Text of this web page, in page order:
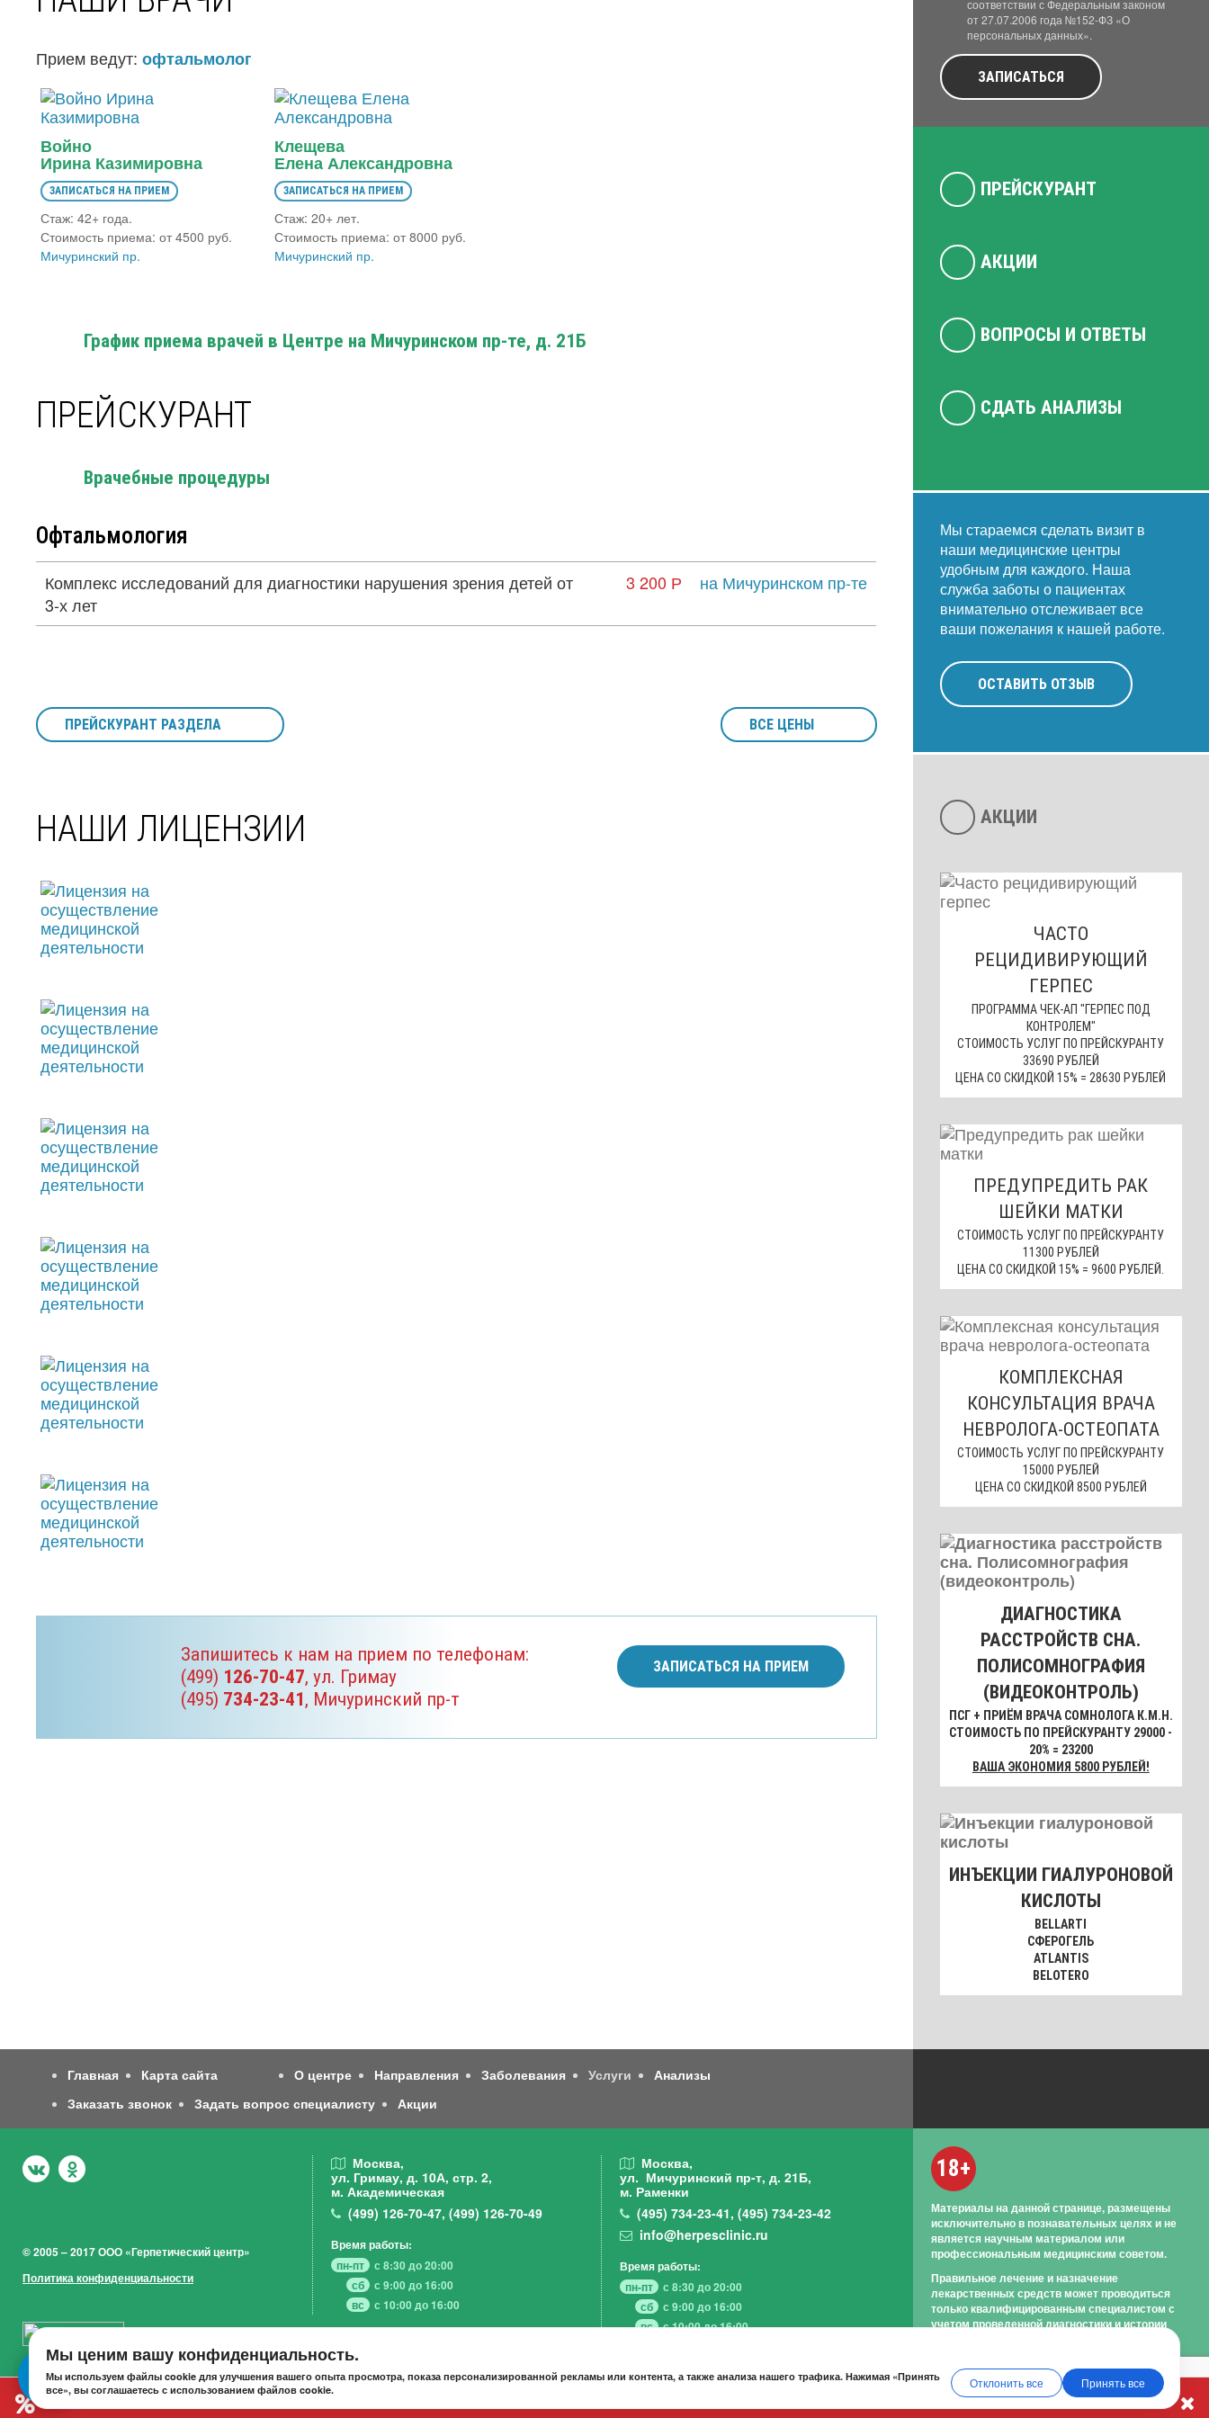
Прием ведут: офтальмолог
Войно
Ирина Казимировна
ЗАПИСАТЬСЯ НА ПРИЕМ
Стаж: 42+ года.
Стоимость приема: от 4500 руб.
Мичуринский пр.
Клещева
Елена Александровна
ЗАПИСАТЬСЯ НА ПРИЕМ
Стаж: 20+ лет.
Стоимость приема: от 8000 руб.
Мичуринский пр.
График приема врачей в Центре на Мичуринском пр-те, д. 21Б
ПРЕЙСКУРАНТ
Врачебные процедуры
Офтальмология
Комплекс исследований для диагностики нарушения зрения детей от
3-х лет
3 200 Р на Мичуринском пр-те
ВСЕ ЦЕНЫ
ПРЕЙСКУРАНТ РАЗДЕЛА
НАШИ ЛИЦЕНЗИИ
Запишитесь к нам на прием по телефонам:
(499) 126-70-47, ул. Гримау
(495) 734-23-41, Мичуринский пр-т
ЗАПИСАТЬСЯ НА ПРИЕМ
соответствии с Федеральным законом
от 27.07.2006 года №152-ФЗ «О
персональных данных».
ЗАПИСАТЬСЯ
ПРЕЙСКУРАНТ
АКЦИИ
ВОПРОСЫ И ОТВЕТЫ
СДАТЬ АНАЛИЗЫ
Мы стараемся сделать визит в
наши медицинские центры
удобным для каждого. Наша
служба заботы о пациентах
внимательно отслеживает все
ваши пожелания к нашей работе.
ОСТАВИТЬ ОТЗЫВ
АКЦИИ
ЧАСТО
РЕЦИДИВИРУЮЩИЙ
ГЕРПЕС
ПРОГРАММА ЧЕК-АП "ГЕРПЕС ПОД
КОНТРОЛЕМ"
СТОИМОСТЬ УСЛУГ ПО ПРЕЙСКУРАНТУ
33690 РУБЛЕЙ
ЦЕНА СО СКИДКОЙ 15% = 28630 РУБЛЕЙ
ПРЕДУПРЕДИТЬ РАК
ШЕЙКИ МАТКИ
СТОИМОСТЬ УСЛУГ ПО ПРЕЙСКУРАНТУ
11300 РУБЛЕЙ
ЦЕНА СО СКИДКОЙ 15% = 9600 РУБЛЕЙ.
КОМПЛЕКСНАЯ
КОНСУЛЬТАЦИЯ ВРАЧА
НЕВРОЛОГА-ОСТЕОПАТА
СТОИМОСТЬ УСЛУГ ПО ПРЕЙСКУРАНТУ
15000 РУБЛЕЙ
ЦЕНА СО СКИДКОЙ 8500 РУБЛЕЙ
ДИАГНОСТИКА
РАССТРОЙСТВ СНА.
ПОЛИСОМНОГРАФИЯ
(ВИДЕОКОНТРОЛЬ)
ПСГ + ПРИЁМ ВРАЧА СОМНОЛОГА К.М.Н.
СТОИМОСТЬ ПО ПРЕЙСКУРАНТУ 29000 -
20% = 23200
ВАША ЭКОНОМИЯ 5800 РУБЛЕЙ!
ИНЪЕКЦИИ ГИАЛУРОНОВОЙ
КИСЛОТЫ
BELLARTI
СФЕРОГЕЛЬ
ATLANTIS
BELOTERO
Главная Карта сайта О центре Направления Заболевания Услуги
Анализы
Заказать звонок
Задать вопрос специалисту Акции
© 2005 – 2017 ООО «Герпетический центр»
Политика конфиденциальности
Москва,
ул. Гримау, д. 10А, стр. 2,
м. Академическая
(499) 126-70-47, (499) 126-70-49
Время работы:
пн-пт
с 8:30 до 20:00
сб
с 9:00 до 16:00
вс
с 10:00 до 16:00
Москва,
ул. Мичуринский пр-т, д. 21Б,
м. Раменки
(495)734-23-41,(495)734-23-42
info@herpesclinic.ru
Время работы:
пн-пт
с 8:30 до 20:00
сб
с 9:00 до 16:00
вс
с 10:00 до 16:00
18+
Материалы на данной странице, размещены
исключительно в познавательных целях и не
является научным материалом или
профессиональным медицинским советом.
Правильное лечение и назначение
лекарственных средств может проводиться
только квалифицированным специалистом с
учетом проведенной диагностики и истории
Мы ценим вашу конфиденциальность.
Мы используем файлы cookie для улучшения вашего опыта просмотра, показа персонализированной рекламы или контента, а также анализа нашего трафика. Нажимая «Принять
все», вы соглашаетесь с использованием файлов cookie.
Отклонить все Принять все